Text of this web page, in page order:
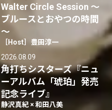
Walter Circle Session ～
ブルースとおやつの時間
～
［Host］豊田淳一
2026.08.09
角打ちシスターズ『ニュ
ーアルバム「琥珀」発売
記念ライブ』
静沢真紀 × 和田八美